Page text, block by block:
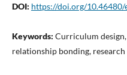
DOI: https://doi.org/10.46480/
Keywords: Curriculum
relationship bonding, research